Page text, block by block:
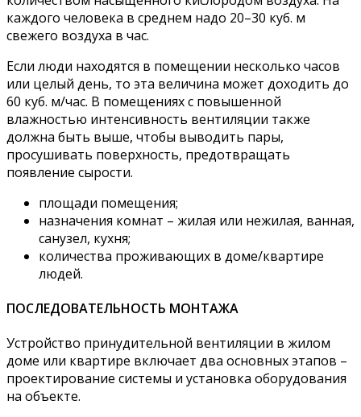
каждого человека в среднем надо 20–30 куб. м
свежего воздуха в час.
Если люди находятся в помещении несколько часов
или целый день, то эта величина может доходить до
60 куб. м/час. В помещениях с повышенной
влажностью интенсивность вентиляции также
должна быть выше, чтобы выводить пары,
просушивать поверхность, предотвращать
появление сырости.
площади помещения;
назначения комнат – жилая или нежилая, ванная,
санузел, кухня;
количества проживающих в доме/квартире
людей.
ПОСЛЕДОВАТЕЛЬНОСТЬ МОНТАЖА
Устройство принудительной вентиляции в жилом
доме или квартире включает два основных этапов –
проектирование системы и установка оборудования
на объекте.